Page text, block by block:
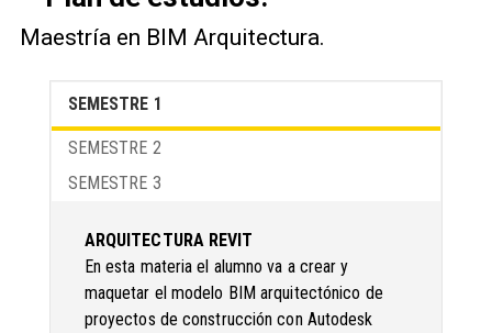
Maestría en BIM Arquitectura.
SEMESTRE 1
SEMESTRE 2
SEMESTRE 3
ARQUITECTURA REVIT
En esta materia el alumno va a crear y
maquetar el modelo BIM arquitectónico de
proyectos de construcción con Autodesk